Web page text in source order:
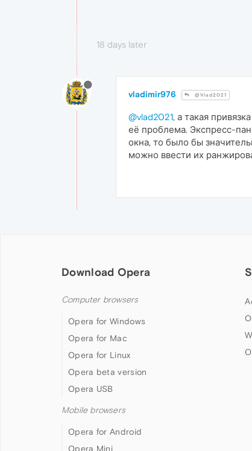
18 days later
vladimir976 @Vlad2021
@vlad2021, а такая
её проблема. Экспресс-
окна, то было бы
можно ввести их
Download Opera
Computer browsers
Opera for Windows
Opera for Mac
Opera for Linux
Opera beta version
Opera USB
Mobile browsers
Opera for Android
Opera Mini